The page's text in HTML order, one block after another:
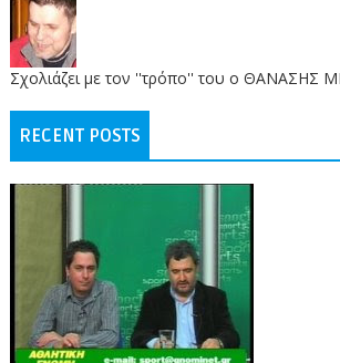
Σχολιάζει με τον ''τρόπο'' του ο ΘΑΝΑΣΗΣ
RECENT POSTS